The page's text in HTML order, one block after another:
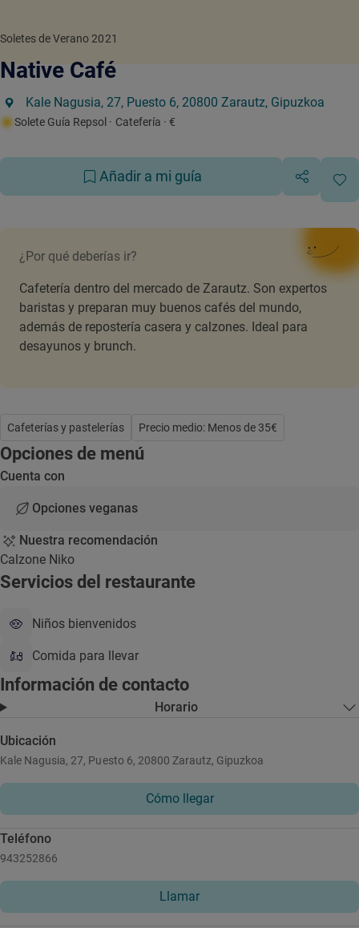
Soletes de Verano 2021
Native Café
Kale Nagusia, 27, Puesto 6, 20800 Zarautz, Gipuzkoa
Solete Guía Repsol · Catefería · €
Añadir a mi guía
¿Por qué deberías ir?
Cafetería dentro del mercado de Zarautz. Son expertos
baristas y preparan muy buenos cafés del mundo,
además de repostería casera y calzones. Ideal para
desayunos y brunch.
Cafeterías y pastelerías Precio medio: Menos de 35€
Opciones de menú
Cuenta con
Opciones veganas
Nuestra recomendación
Calzone Niko
Servicios del restaurante
Niños bienvenidos
Comida para llevar
Información de contacto
Horario
Ubicación
Kale Nagusia, 27, Puesto 6, 20800 Zarautz, Gipuzkoa
Cómo llegar
Teléfono
943252866
Llamar